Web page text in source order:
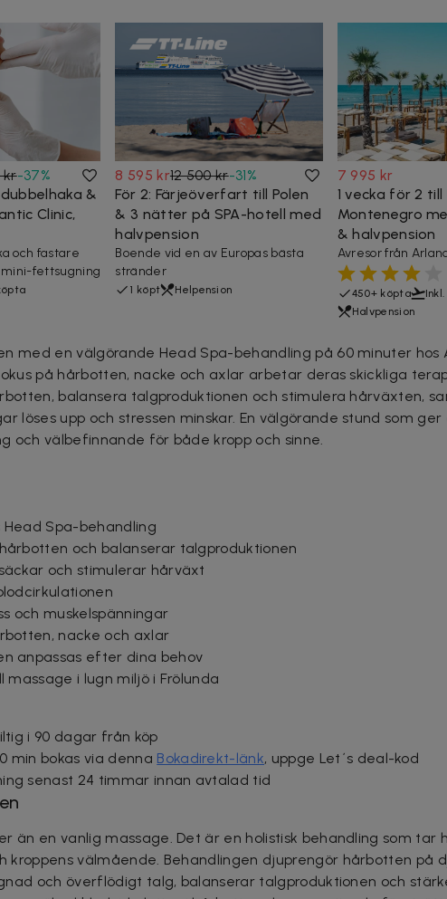
kr-37%
&
Clinic,
och fastare
fettsugning
8 595 kr12 500 kr-31%
För 2: Färjeöverfart till Polen
& 3 nätter på SPA-hotell med
halvpension
Boende vid en av Europas bästa
stränder
1 köpt Helpension
7 995 kr
1 vecka för 2 till
Montenegro
& halvpension
Avresor från
450+ köpta
Halvpension
med en välgörande Head Spa-behandling på 60 minuter hos
på hårbotten, nacke och axlar arbetar deras skickliga
balansera talgproduktionen och stimulera hårväxten,
löses upp och stressen minskar. En välgörande stund som ger
och välbefinnande för både kropp och sinne.
Head Spa-behandling
och balanserar talgproduktionen
och stimulerar hårväxt
och muskelspänningar
nacke och axlar
anpassas efter dina behov
massage i lugn miljö i Frölunda
i 90 dagar från köp
min bokas via denna Bokadirekt-länk, uppge Let´s deal-kod
senast 24 timmar innan avtalad tid
än en vanlig massage. Det är en holistisk behandling som tar
kroppens välmående. Behandlingen djuprengör hårbotten på
och överflödigt talg, balanserar talgproduktionen och